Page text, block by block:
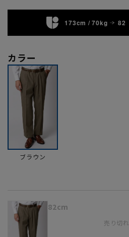
173cm / 70kg 82
カラー
ブラウン
82cm
売り切れ